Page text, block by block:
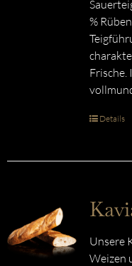
%
Frische.
Details
Unsere
Weizen